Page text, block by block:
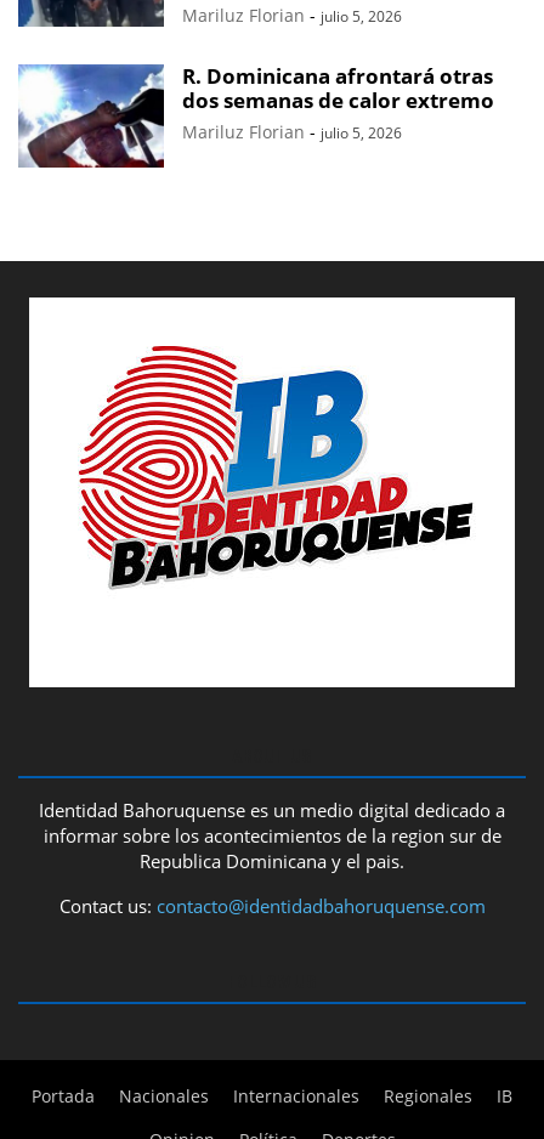
Mariluz Florian - julio 5, 2026
R. Dominicana afrontará otras
dos semanas de calor extremo
Mariluz Florian - julio 5, 2026
Identidad Bahoruquense es un medio digital dedicado a
informar sobre los acontecimientos de la region sur de
Republica Dominicana y el pais.
Contact us: contacto@identidadbahoruquense.com
Portada Nacionales Internacionales Regionales
IB